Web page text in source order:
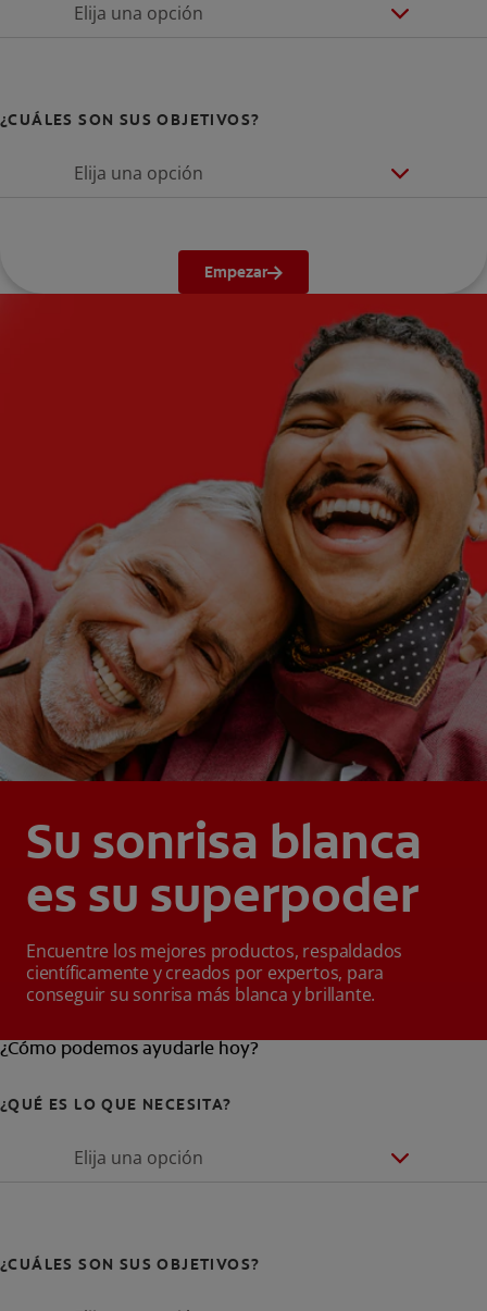
Elija una opción
¿CUÁLES SON SUS OBJETIVOS?
Elija una opción
Empezar
Su sonrisa blanca
es su superpoder
Encuentre los mejores productos, respaldados
científicamente y creados por expertos, para
conseguir su sonrisa más blanca y brillante.
¿Cómo podemos ayudarle hoy?
¿QUÉ ES LO QUE NECESITA?
Elija una opción
¿CUÁLES SON SUS OBJETIVOS?